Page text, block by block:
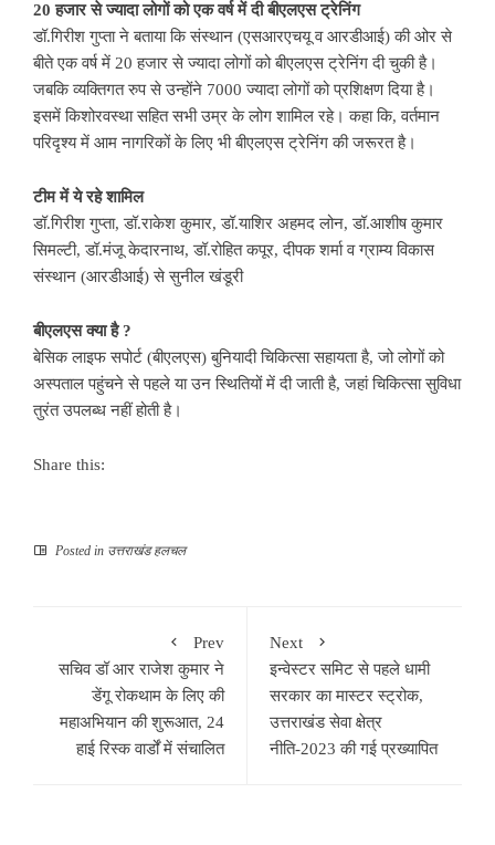
20 हजार से ज्यादा लोगों को एक वर्ष में दी बीएलएस ट्रेनिंग
डॉ.गिरीश गुप्ता ने बताया कि संस्थान (एसआरएचयू व आरडीआई) की ओर से
बीते एक वर्ष में 20 हजार से ज्यादा लोगों को बीएलएस ट्रेनिंग दी चुकी है।
जबकि व्यक्तिगत रुप से उन्होंने 7000 ज्यादा लोगों को प्रशिक्षण दिया है।
इसमें किशोरवस्था सहित सभी उम्र के लोग शामिल रहे। कहा कि, वर्तमान
परिदृश्य में आम नागरिकों के लिए भी बीएलएस ट्रेनिंग की जरूरत है।
टीम में ये रहे शामिल
डॉ.गिरीश गुप्ता, डॉ.राकेश कुमार, डॉ.याशिर अहमद लोन, डॉ.आशीष कुमार
सिमल्टी, डॉ.मंजू केदारनाथ, डॉ.रोहित कपूर, दीपक शर्मा व ग्राम्य विकास
संस्थान (आरडीआई) से सुनील खंडूरी
बीएलएस क्या है ?
बेसिक लाइफ सपोर्ट (बीएलएस) बुनियादी चिकित्सा सहायता है, जो लोगों को
अस्पताल पहुंचने से पहले या उन स्थितियों में दी जाती है, जहां चिकित्सा सुविधा
तुरंत उपलब्ध नहीं होती है।
Share this:
Posted in उत्तराखंड हलचल
Prev
सचिव डॉ आर राजेश कुमार ने
डेंगू रोकथाम के लिए की
महाअभियान की शुरूआत, 24
हाई रिस्क वार्डों में संचालित
Next
इन्वेस्टर समिट से पहले धामी
सरकार का मास्टर स्ट्रोक,
उत्तराखंड सेवा क्षेत्र
नीति-2023 की गई प्रख्यापित